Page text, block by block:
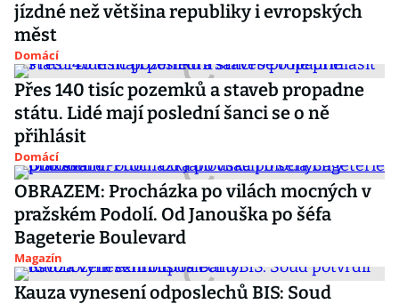
jízdné než většina republiky i evropských
měst
Domácí
Přes 140 tisíc pozemků a staveb propadne
státu. Lidé mají poslední šanci se o ně
přihlásit
Domácí
OBRAZEM: Procházka po vilách mocných v
pražském Podolí. Od Janouška po šéfa
Bageterie Boulevard
Magazín
Kauza vynesení odposlechů BIS: Soud